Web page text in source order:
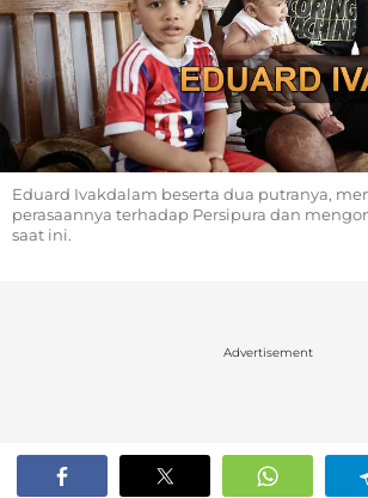
Eduard Ivakdalam beserta dua putranya,
perasaannya terhadap Persipura dan
saat ini.
Advertisement